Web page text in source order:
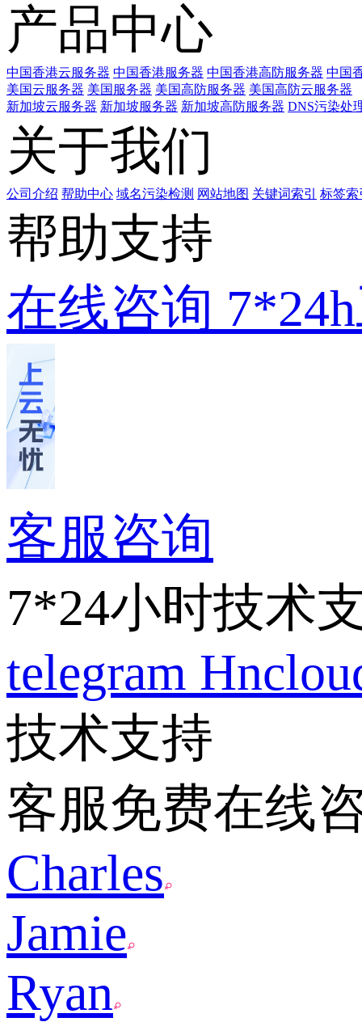
产品中心
中国香港云服务器 中国香港服务器 中国香港高防服务器 中国
美国云服务器 美国服务器 美国高防服务器 美国高防云服务器
新加坡云服务器 新加坡服务器 新加坡高防服务器 DNS污染处
关于我们
公司介绍 帮助中心 域名污染检测 网站地图 关键词索引 标签索
帮助支持
在线咨询
客服咨询
7*24小时技术
telegram
技术支持
客服免费在线
Charles
Jamie
Ryan